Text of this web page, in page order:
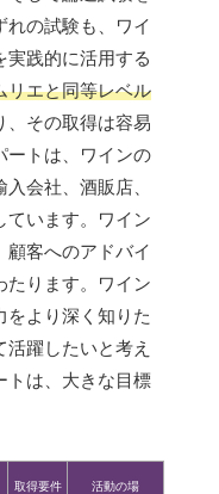
れの試験も、ワイ
実践的に活用する
リエと同等レベル
、その取得は容易
ートは、ワインの
会社、酒販店、
ています。ワイン
顧客へのアドバイ
たります。ワイン
をより深く知りた
躍したいと考え
トは、大きな目標
取得要件 活動の場